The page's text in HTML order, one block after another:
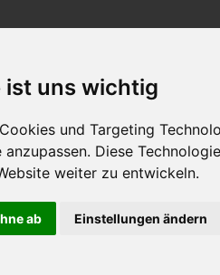
ist uns wichtig
und Targeting
Diese
weiter zu entwickeln.
ab Einstellungen ändern
uns Einrichtungen &